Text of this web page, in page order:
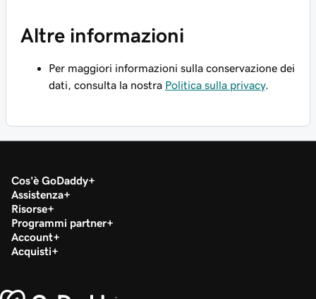
Altre informazioni
Per maggiori informazioni sulla conservazione dei
dati, consulta la nostra Politica sulla privacy.
Cos'è GoDaddy
Assistenza
Risorse
Programmi partner
Account
Acquisti